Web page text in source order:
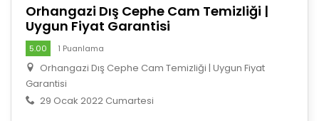
Orhangazi Dış Cephe Cam Temizliği |
Uygun Fiyat Garantisi
5.00 1 Puanlama
Orhangazi Dış Cephe Cam Temizliği | Uygun Fiyat
Garantisi
29 Ocak 2022 Cumartesi